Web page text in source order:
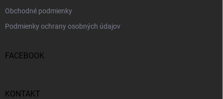
Obchodné podmienky
Podmienky ochrany osobných údajov
FACEBOOK
KONTAKT